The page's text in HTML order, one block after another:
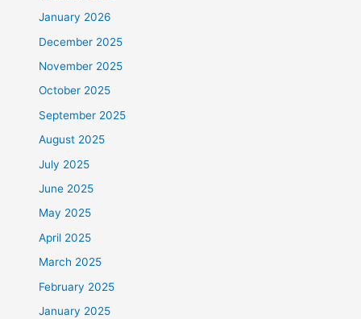
January 2026
December 2025
November 2025
October 2025
September 2025
August 2025
July 2025
June 2025
May 2025
April 2025
March 2025
February 2025
January 2025